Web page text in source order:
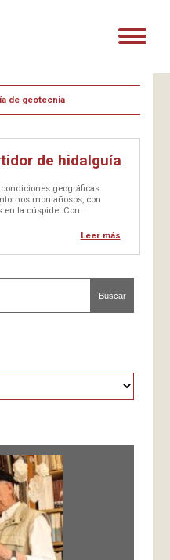
de geotecnia
de hidalguía
geográficas
montañosos, con
en la cúspide. Con
cambia de color. Las
Leer más
Buscar